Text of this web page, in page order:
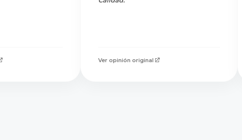
Ver opinión original